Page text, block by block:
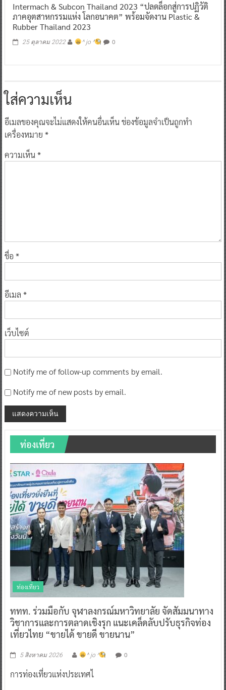
Intermach & Subcon Thailand 2023 “ปลดล็อกสู่การปฏิวัติ
ภาคอุตสาหกรรมแห่ง โลกอนาคต” พร้อมจัดงาน Plastic &
Rubber Thailand 2023
25 ตุลาคม 2022 ^ jo ^ 0
ใส่ความเห็น
อีเมลของคุณจะไม่แสดงให้คนอื่นเห็นช่องข้อมูลจำเป็นถูกทำ
เครื่องหมาย *
ความเห็น*
ชื่อ *
อีเมล *
เว็บไซต์
Notify me of follow-up comments by email.
Notify me of new posts by email.
ท่องเที่ยว
ท่องเที่ยว
ททท. ร่วมมือกับ จุฬาลงกรณ์มหาวิทยาลัย จัดสัมมนาทาง
วิชาการและการตลาดเชิงรุก แนะเคล็ดลับปรับธุรกิจท่อง
เที่ยวไทย “ขายได้ ขายดี ขายนาน”
5 สิงหาคม 2026 ^ jo ^ 0
การท่องเที่ยวแห่งประเทศไ